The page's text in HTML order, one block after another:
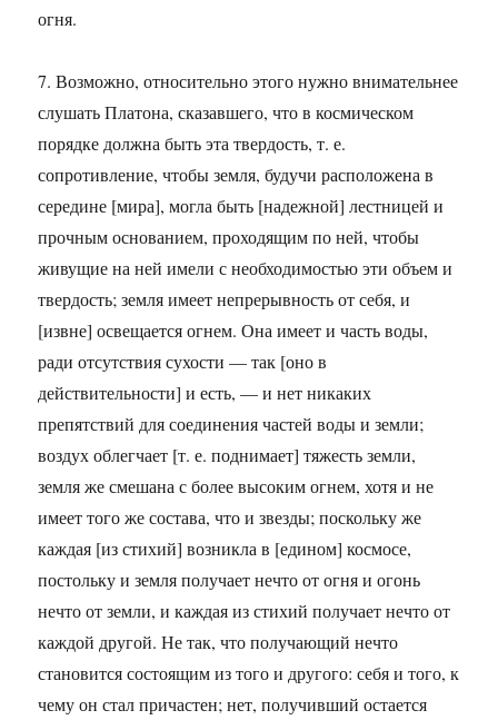
огня.
7. Возможно, относительно этого нужно внимательнее
слушать Платона, сказавшего, что в космическом
порядке должна быть эта твердость, т. е.
сопротивление, чтобы земля, будучи расположена в
середине [мира], могла быть [надежной] лестницей и
прочным основанием, проходящим по ней, чтобы
живущие на ней имели с необходимостью эти объем и
твердость; земля имеет непрерывность от себя, и
[извне] освещается огнем. Она имеет и часть воды,
ради отсутствия сухости — так [оно в
действительности] и есть, — и нет никаких
препятствий для соединения частей воды и земли;
воздух облегчает [т. е. поднимает] тяжесть земли,
земля же смешана с более высоким огнем, хотя и не
имеет того же состава, что и звезды; поскольку же
каждая [из стихий] возникла в [едином] космосе,
постольку и земля получает нечто от огня и огонь
нечто от земли, и каждая из стихий получает нечто от
каждой другой. Не так, что получающий нечто
становится состоящим из того и другого: себя и того, к
чему он стал причастен; нет, получивший остается